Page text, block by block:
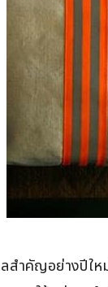
สำคัญอย่างปีใ